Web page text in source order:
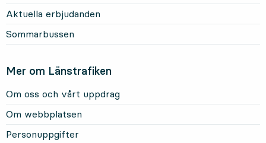
Aktuella erbjudanden
Sommarbussen
Mer om Länstrafiken
Om oss och vårt uppdrag
Om webbplatsen
Personuppgifter